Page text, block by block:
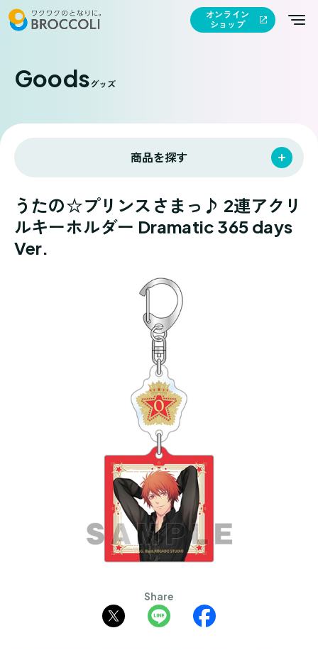
オンライン
ショップ
Goodsグッズ
商品を探す
うたの☆プリンスさまっ♪ 2連アクリ
ルキーホルダー Dramatic 365 days
Ver.
Share